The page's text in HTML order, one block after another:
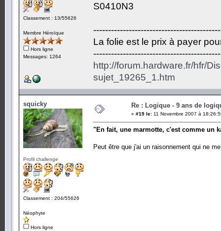
Classement : 13/55626
Membre Héroïque
Hors ligne
Messages: 1264
S0410N3
La folie est le prix à payer
http://forum.hardware.fr/hfr/
sujet_19265_1.htm
squicky
Profil challenge
Classement : 204/55626
Néophyte
Hors ligne
Re : Logique - 9 ans de
« #19 le: 11 Novembre 2007 à
"En fait, une marmotte, c'est comme un
Peut être que j'ai un raisonnement qui ne